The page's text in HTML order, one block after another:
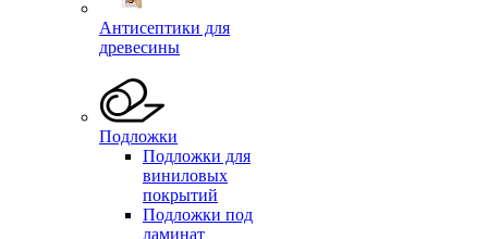
Антисептики для
древесины
Подложки
Подложки для
виниловых
покрытий
Подложки под
ламинат